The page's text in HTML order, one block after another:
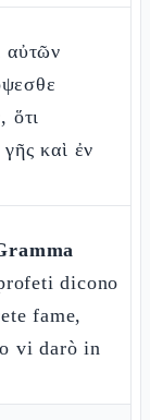
αὐτῶν
ὅτι
καὶ ἐν
dicono
fame,
vi darò in